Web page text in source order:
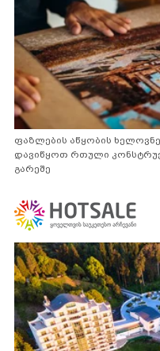
ფაზლების აწყობის
დავიწყოთ რთული
გარეშე